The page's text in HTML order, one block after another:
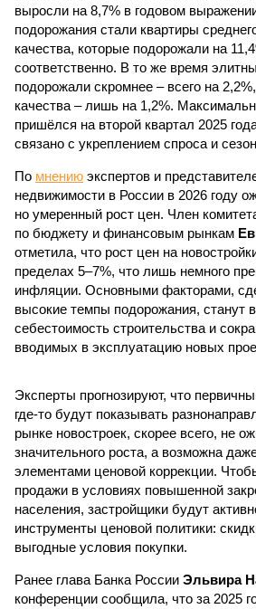
выросли на 8,7% в годовом
подорожания стали квартиры
качества, которые подорожали на
соответственно. В то же время
подорожали скромнее – всего на
качества – лишь на 1,2%.
пришёлся на второй квартал 2025
связано с укреплением спроса и
По мнению экспертов и
недвижимости в России в 2026 году
но умеренный рост цен. Член
по бюджету и финансовым рынкам
отметила, что рост цен на
пределах 5–7%, что лишь немного
инфляции. Основными факторами,
высокие темпы подорожания, станут
себестоимость строительства и
вводимых в эксплуатацию новых
Эксперты прогнозируют, что
где-то будут показывать
рынке новостроек, скорее всего, не
значительного роста, а возможна
элементами ценовой коррекции.
продажи в условиях повышенной
населения, застройщики будут
инструменты ценовой политики:
выгодные условия покупки.
Ранее глава Банка России Эльвира
конференции сообщила, что за 2025